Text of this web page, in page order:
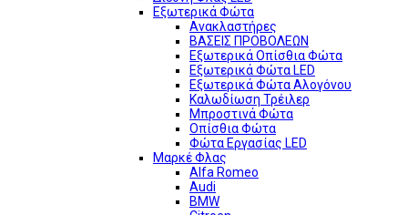
Εξωτερικά Φώτα
Ανακλαστήρες
ΒΑΣΕΙΣ ΠΡΟΒΟΛΕΩΝ
Εξωτερικά Οπίσθια Φώτα
Εξωτερικά Φώτα LED
Εξωτερικά Φώτα Αλογόνου
Καλωδίωση Τρέιλερ
Μπροστινά Φώτα
Οπίσθια Φώτα
Φώτα Εργασίας LED
Μαρκέ Φλας
Alfa Romeo
Audi
BMW